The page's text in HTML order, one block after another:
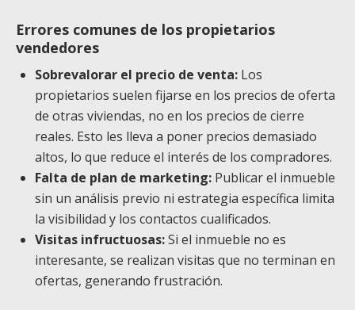
Errores comunes de los propietarios
vendedores
Sobrevalorar el precio de venta: Los
propietarios suelen fijarse en los precios de oferta
de otras viviendas, no en los precios de cierre
reales. Esto les lleva a poner precios demasiado
altos, lo que reduce el interés de los compradores.
Falta de plan de marketing: Publicar el inmueble
sin un análisis previo ni estrategia específica limita
la visibilidad y los contactos cualificados.
Visitas infructuosas:Si el inmueble no es
interesante, se realizan visitas que no terminan en
ofertas, generando frustración.